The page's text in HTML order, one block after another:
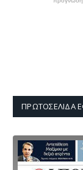
ΠΡΩΤΟΣΈΛΙΔΑ